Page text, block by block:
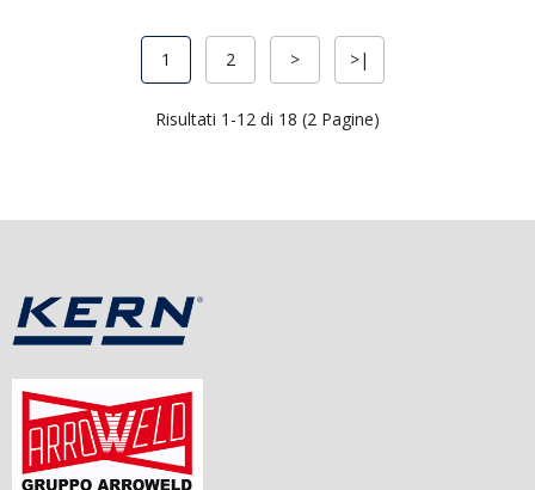
1 2 > >|
Risultati 1-12 di 18 (2 Pagine)